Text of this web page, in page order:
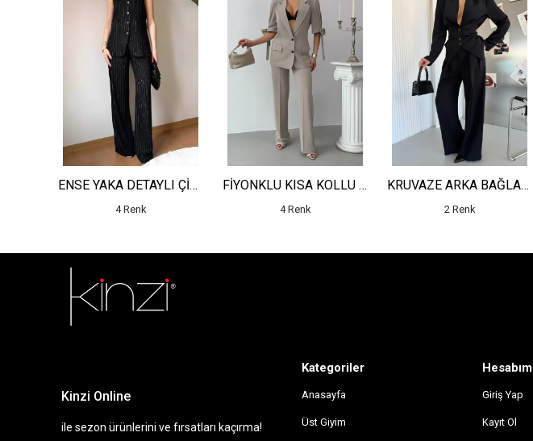
ENSE YAKA DETAYLI ÇİZGİLİ YELEK - YÜKSEK BEL DETAYLI ÇİZGİLİ PANTOLON
4 Renk
FİYONKLU KISA KOLLU CEKET - YÜKSEK BEL SALAŞ PANTOLON
4 Renk
KRUVAZE ARKA BAĞLAMALI MİNİ CEKET - YÜKSEK BEL PİLELİ DETAYLI SALAŞ PANTOLON
2 Renk
Kategoriler
Anasayfa
Üst Giyim
Hesabım
Giriş Yap
Kayıt Ol
Kinzi Online
ile sezon ürünlerini ve fırsatları kaçırma!